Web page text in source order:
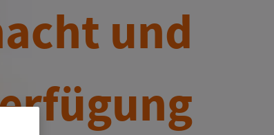
und